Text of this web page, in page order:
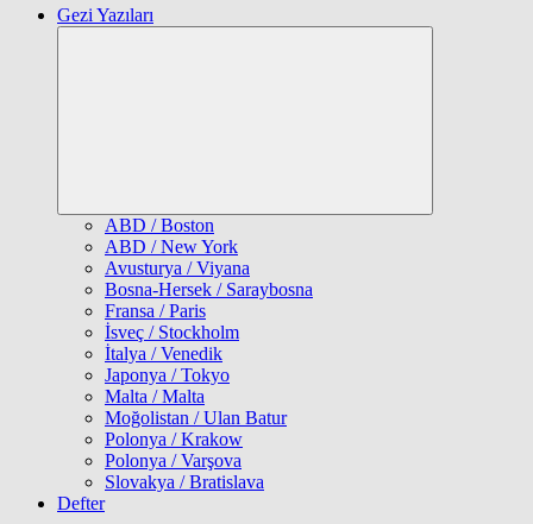
Gezi Yazıları
ABD / Boston
ABD / New York
Avusturya / Viyana
Bosna-Hersek / Saraybosna
Fransa / Paris
İsveç / Stockholm
İtalya / Venedik
Japonya / Tokyo
Malta / Malta
Moğolistan / Ulan Batur
Polonya / Krakow
Polonya / Varşova
Slovakya / Bratislava
Defter